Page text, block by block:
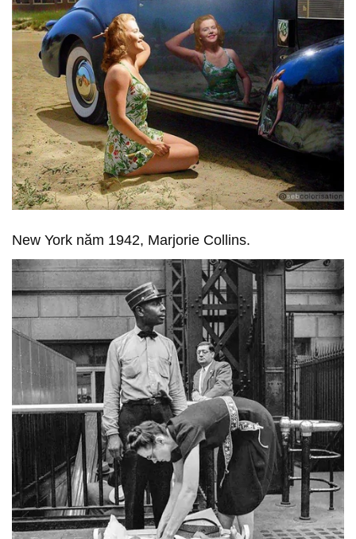
New York năm 1942, Marjorie Collins.